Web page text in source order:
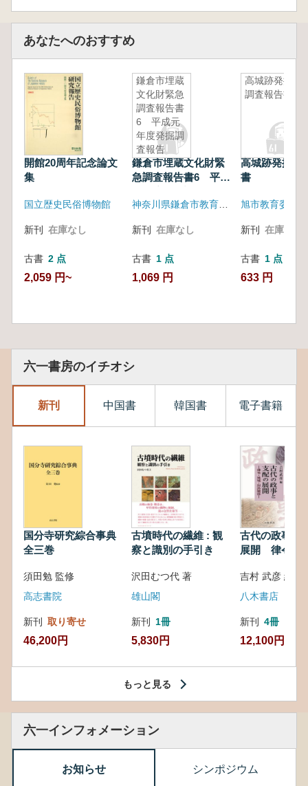
あなたへのおすすめ
開館20周年記念論文
集
国立歴史民俗博物館
新刊 在庫なし
古書 2 点
2,059 円~
鎌倉市埋蔵
文化財緊急
調査報告書
6 平成元
年度発掘調
査報告
鎌倉市埋蔵文化財緊
急調査報告書6 平成
告
新刊 在庫なし
古書 1 点
1,069 円
高城跡発掘
調査報告書
高城跡発掘調
書
新刊 在庫なし
古書 1 点
633 円
六一書房のイチオシ
新刊 中国書 韓国書 電子書籍
国分寺研究綜合事典
全三巻
須田勉 監修
高志書院
新刊 取り寄せ
46,200円
古墳時代の繊維 : 観
察と識別の手引き
沢田むつ代 著
雄山閣
新刊 1冊
5,830円
古代の政事と
展開 律令・
吉村 武彦 編集
八木書店
新刊 4冊
12,100円
もっと見る
六一インフォメーション
お知らせ シンポジウム